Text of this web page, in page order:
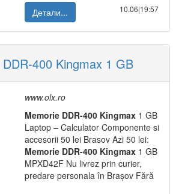
Детали...
10.06|19:57
400 Kingmax 1 GB
www.olx.ro
Memorie DDR-400 Kingmax 1 GB
Laptop – Calculator Componente si
accesorii 50 lei Brasov Azi 50 lei:
Memorie DDR-400 Kingmax 1 GB
MPXD42F Nu livrez prin curier,
predare personala în Brașov Fără